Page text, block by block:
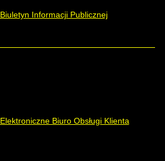
Biuletyn Informacji Publicznej
Elektroniczne Biuro Obsługi Klienta